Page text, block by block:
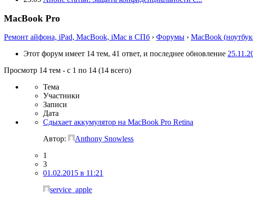
MacBook Pro
Ремонт айфона, iPad, MacBook, iMac в СПб › Форумы › MacBook
Этот форум имеет 14 тем, 41 ответ, и последнее обновление
Просмотр 14 тем - с 1 по 14 (14 всего)
Тема
Участники
Записи
Дата
Сдыхает аккумулятор на MacBook Pro Retina
Автор:
Anthony Snowless
1
3
01.02.2015 в 11:21
service_apple